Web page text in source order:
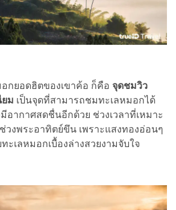
ยอดฮิตของเขาค้อ ก็คือ จุดชมวิว
ยม เป็นจุดที่สามารถชมทะเลหมอกได้
อากาศสดชื่นอีกด้วย ช่วงเวลาที่เหมาะ
วงพระอาทิตย์ขึน เพราะแสงทองอ่อนๆ
ะเลหมอกเบื้องล่างสวยงามจับใจ